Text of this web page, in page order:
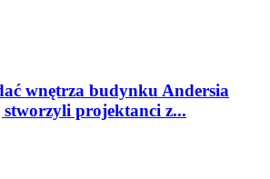
wnętrza budynku Andersia
stworzyli projektanci z...